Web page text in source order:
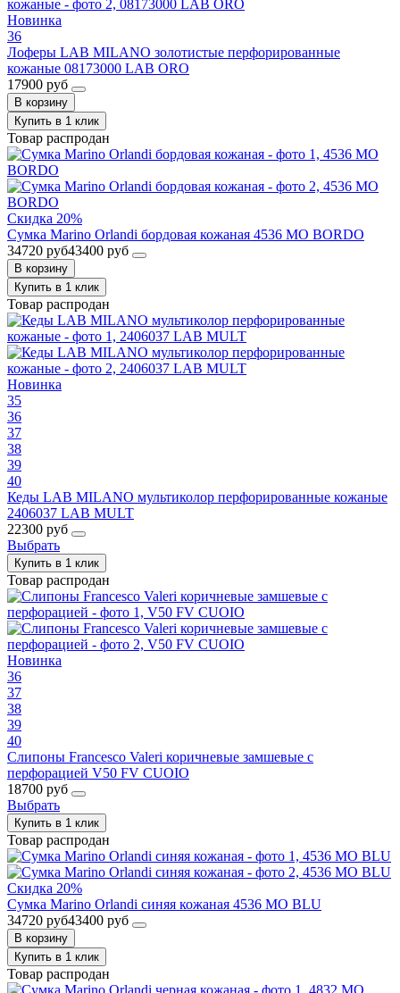
Новинка
36
Лоферы LAB MILANO золотистые перфорированные
кожаные 08173000 LAB ORO
17900 руб
В корзину
Купить в 1 клик
Товар распродан
Скидка 20%
Сумка Marino Orlandi бордовая кожаная 4536 MO BORDO
34720 руб43400 руб
В корзину
Купить в 1 клик
Товар распродан
Новинка
35
36
37
38
39
40
Кеды LAB MILANO мультиколор перфорированные кожаные
2406037 LAB MULT
22300 руб
Выбрать
Купить в 1 клик
Товар распродан
Новинка
36
37
38
39
40
Слипоны Francesco Valeri коричневые замшевые с
перфорацией V50 FV CUOIO
18700 руб
Выбрать
Купить в 1 клик
Товар распродан
Скидка 20%
Сумка Marino Orlandi синяя кожаная 4536 MO BLU
34720 руб43400 руб
В корзину
Купить в 1 клик
Товар распродан